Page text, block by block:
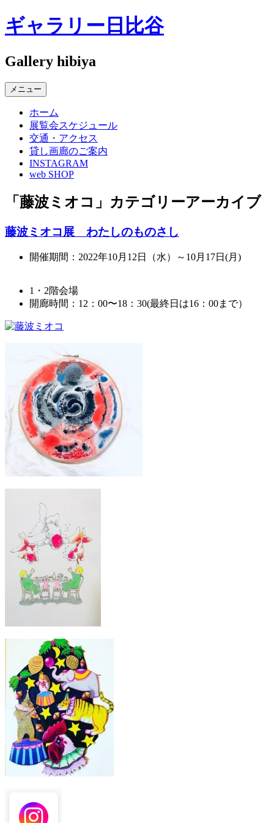
コ
ン
ン
ツ
へ
ス
ギャラリー日比谷
Gallery hibiya
メニュー
ホーム
展覧会スケジュール
交通・アクセス
貸し画廊のご案内
INSTAGRAM
web SHOP
「 藤波ミオコ 」カテゴリーアーカイブ
藤波ミオコ展 わたしのものさし
開催期間：2022年10月12日（水）～10月17日(月)
1・2階会場
開廊時間：12：00〜18：30(最終日は16：00まで）